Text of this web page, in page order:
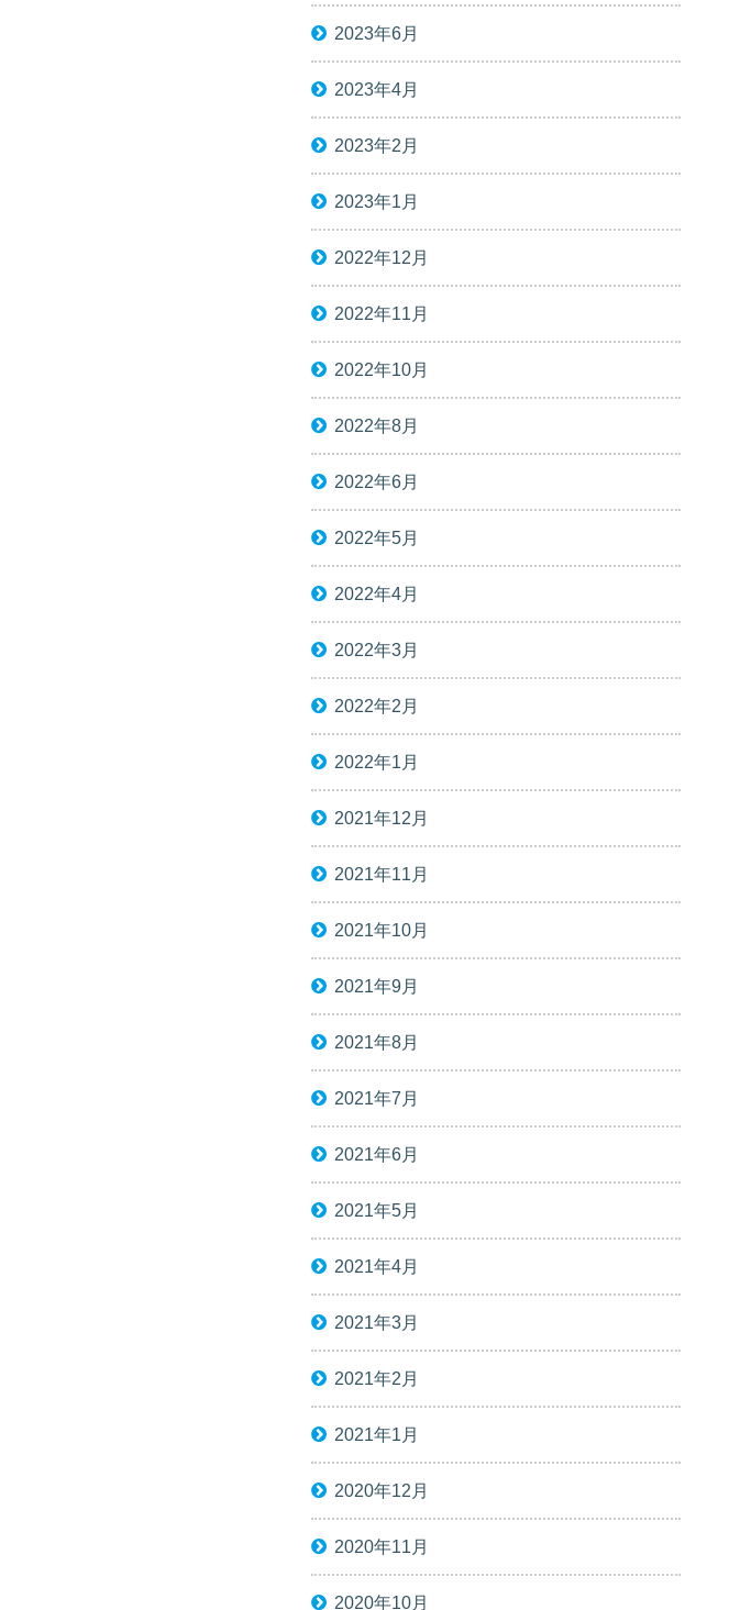
2023年6月
2023年4月
2023年2月
2023年1月
2022年12月
2022年11月
2022年10月
2022年8月
2022年6月
2022年5月
2022年4月
2022年3月
2022年2月
2022年1月
2021年12月
2021年11月
2021年10月
2021年9月
2021年8月
2021年7月
2021年6月
2021年5月
2021年4月
2021年3月
2021年2月
2021年1月
2020年12月
2020年11月
2020年10月